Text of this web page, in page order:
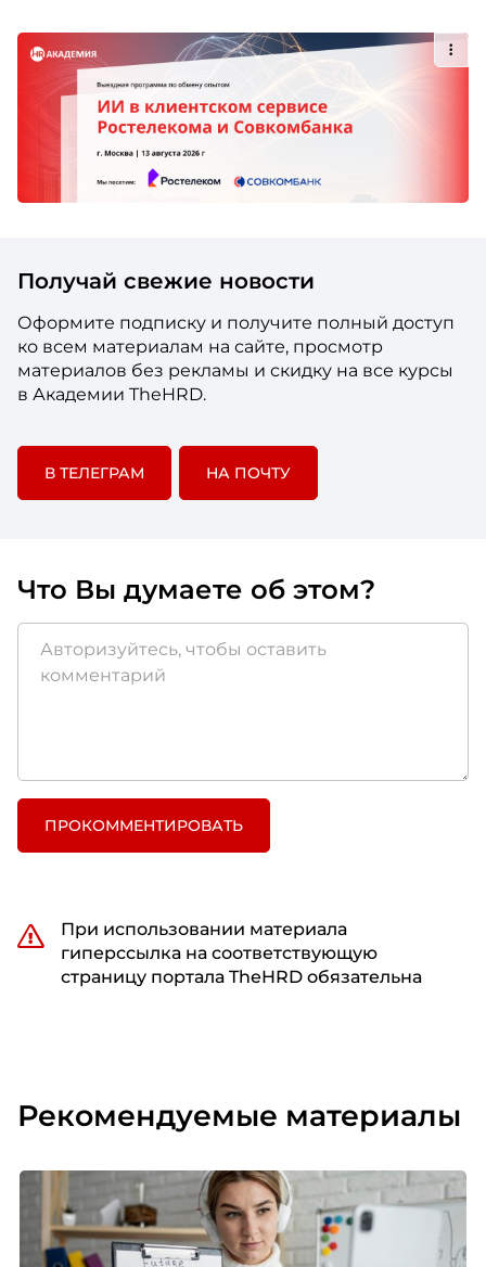
Получай свежие новости
Оформите подписку и получите полный доступ
ко всем материалам на сайте, просмотр
материалов без рекламы и скидку на все курсы
в Академии TheHRD.
В ТЕЛЕГРАМ НА ПОЧТУ
Что Вы думаете об этом?
ПРОКОММЕНТИРОВАТЬ
При использовании материала
гиперссылка на соответствующую
страницу портала TheHRD обязательна
Рекомендуемые материалы